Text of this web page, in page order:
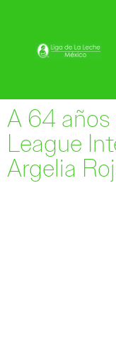
A 64
League
Argelia